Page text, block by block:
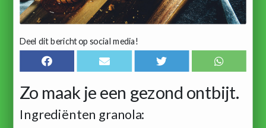
Deel dit bericht op social media!
Zo maak je een gezond ontbijt.
Ingrediënten granola: